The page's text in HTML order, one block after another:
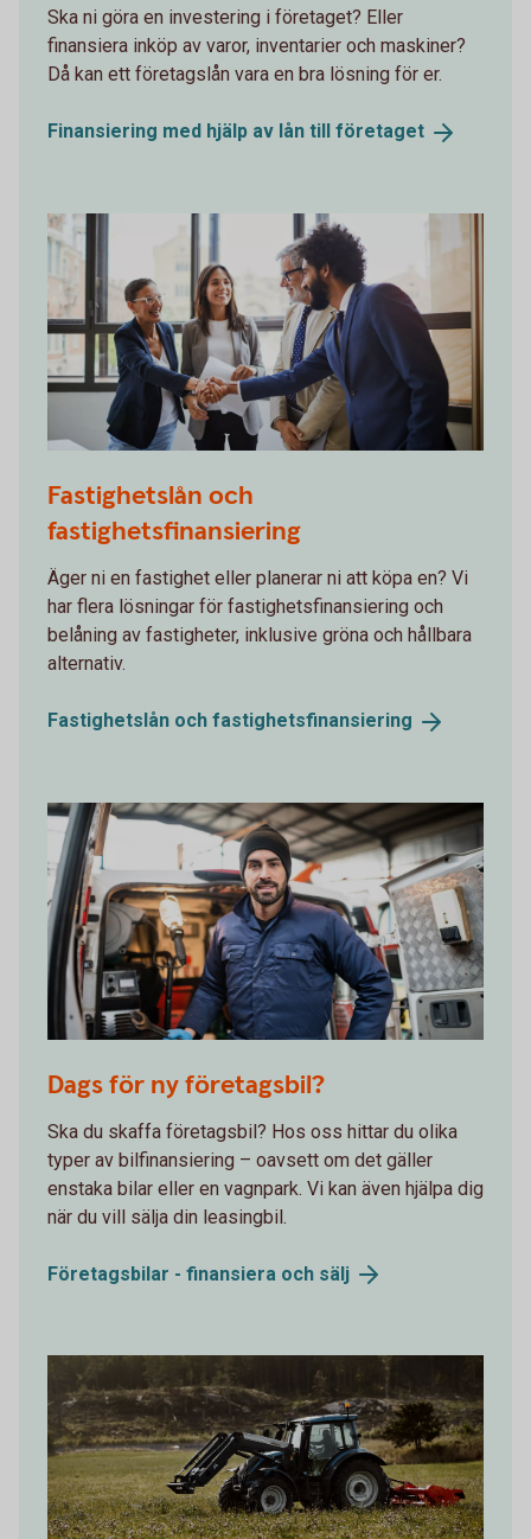
Ska ni göra en investering i företaget? Eller
finansiera inköp av varor, inventarier och maskiner?
Då kan ett företagslån vara en bra lösning för er.
Finansiering med hjälp av lån till företaget
Fastighetslån och
fastighetsfinansiering
Äger ni en fastighet eller planerar ni att köpa en? Vi
har flera lösningar för fastighetsfinansiering och
belåning av fastigheter, inklusive gröna och hållbara
alternativ.
Fastighetslån och fastighetsfinansiering
Dags för ny företagsbil?
Ska du skaffa företagsbil? Hos oss hittar du olika
typer av bilfinansiering – oavsett om det gäller
enstaka bilar eller en vagnpark. Vi kan även hjälpa dig
när du vill sälja din leasingbil.
Företagsbilar - finansiera och sälj